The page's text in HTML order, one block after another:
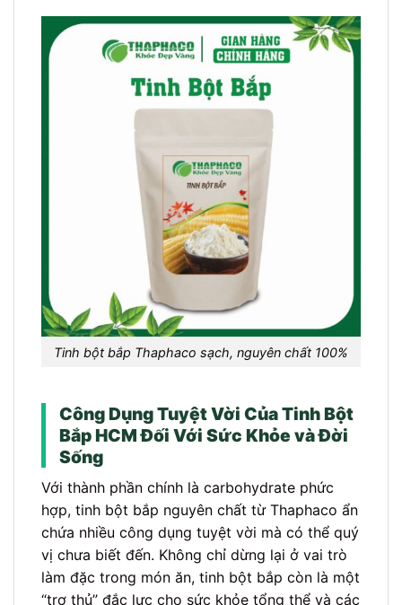
Tinh bột bắp Thaphaco sạch, nguyên chất 100%
Công Dụng Tuyệt Vời Của Tinh Bột
Bắp HCM Đối Với Sức Khỏe và Đời
Sống
Với thành phần chính là carbohydrate phức
hợp, tinh bột bắp nguyên chất từ Thaphaco ẩn
chứa nhiều công dụng tuyệt vời mà có thể quý
vị chưa biết đến. Không chỉ dừng lại ở vai trò
làm đặc trong món ăn, tinh bột bắp còn là một
“trợ thủ” đắc lực cho sức khỏe tổng thể và các